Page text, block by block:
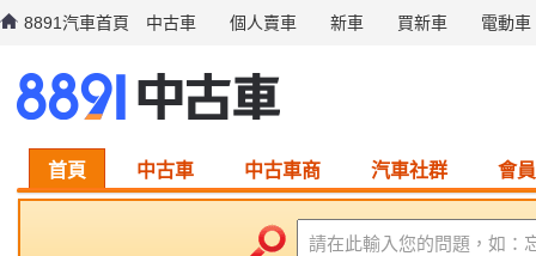
8891汽車首頁 中古車 個人賣車 新車 買新車 電動車
首頁 中古車 中古車商 汽車社群 會
請在此輸入您的問題，如：